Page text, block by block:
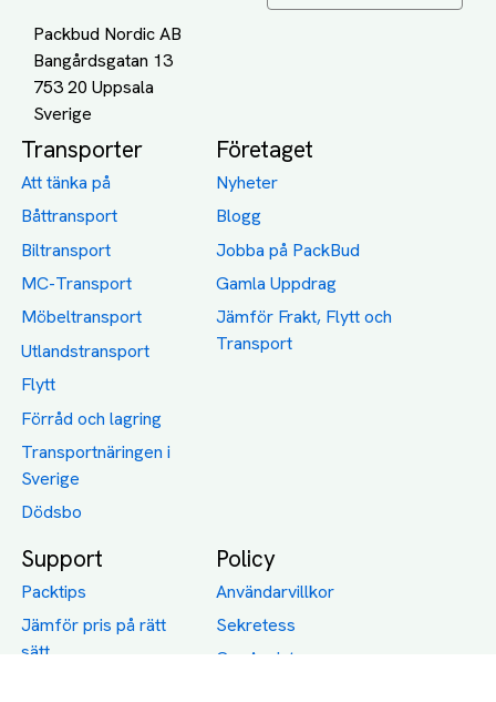
Packbud Nordic AB
Bangårdsgatan 13
753 20 Uppsala
Transporter
Att tänka på
Båttransport
Biltransport
MC-Transport
Möbeltransport
Utlandstransport
Flytt
Förråd och lagring
Transportnäringen i
Sverige
Dödsbo
Företaget
Nyheter
Blogg
Jobba på PackBud
Gamla Uppdrag
Jämför Frakt, Flytt och
Transport
Support
Packtips
Jämför pris på rätt
sätt
Policy
Användarvillkor
Sekretess
Om Assist